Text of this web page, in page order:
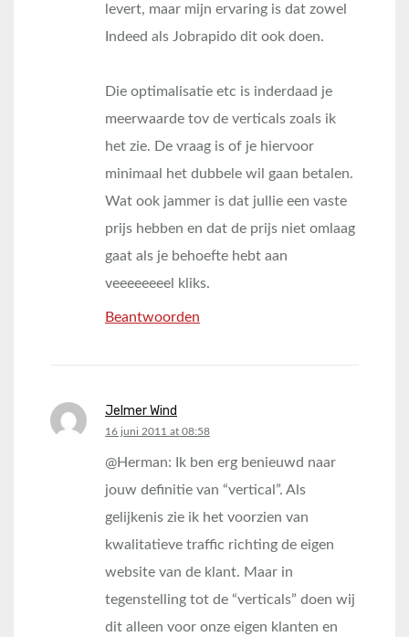
levert, maar mijn ervaring is dat zowel
Indeed als Jobrapido dit ook doen.
Die optimalisatie etc is inderdaad je
meerwaarde tov de verticals zoals ik
het zie. De vraag is of je hiervoor
minimaal het dubbele wil gaan betalen.
Wat ook jammer is dat jullie een vaste
prijs hebben en dat de prijs niet omlaag
gaat als je behoefte hebt aan
veeeeeeeel kliks.
Beantwoorden
Jelmer Wind
says:
16 juni 2011 at 08:58
@Herman: Ik ben erg benieuwd naar
jouw definitie van “vertical”. Als
gelijkenis zie ik het voorzien van
kwalitatieve traffic richting de eigen
website van de klant. Maar in
tegenstelling tot de “verticals” doen wij
dit alleen voor onze eigen klanten en